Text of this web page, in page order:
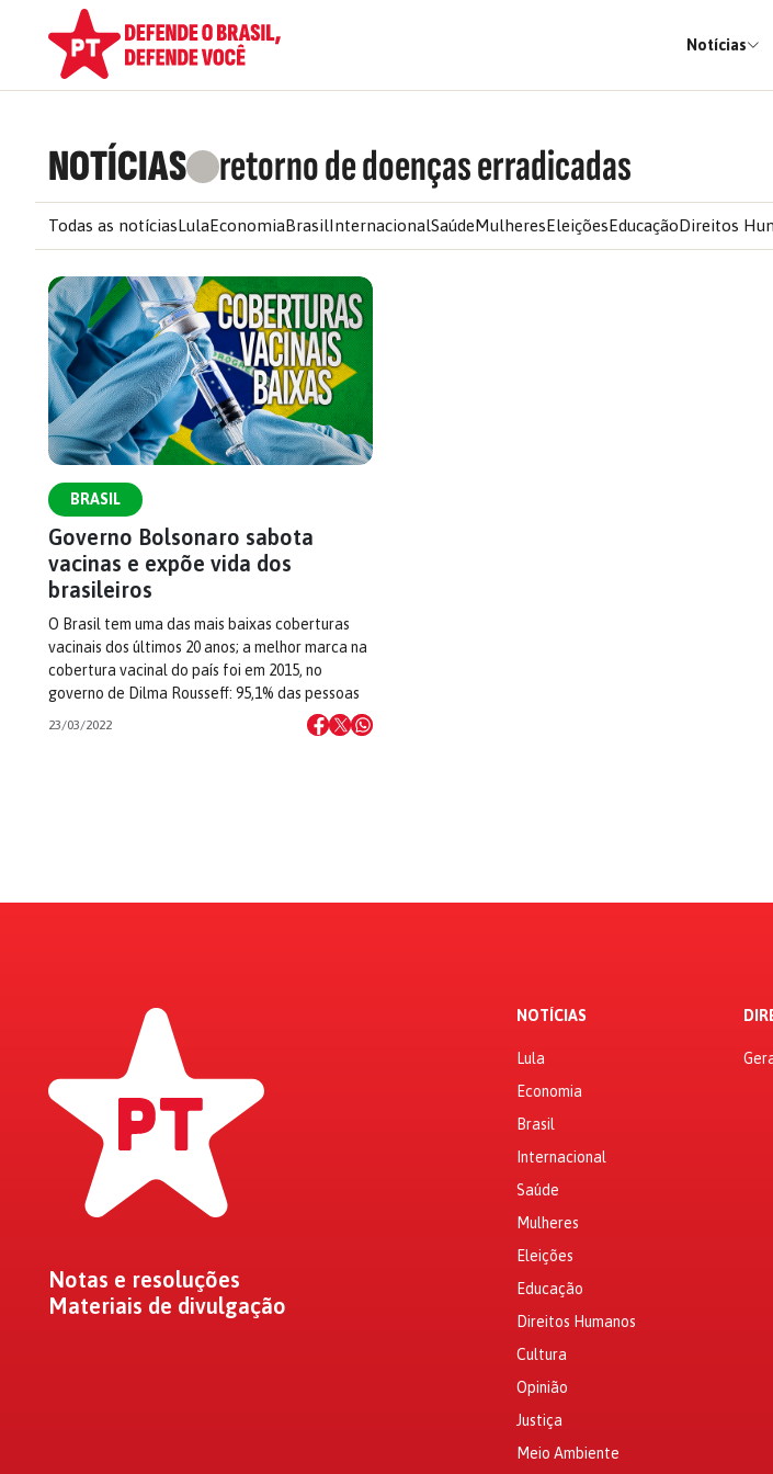
Notícias
NOTÍCIAS retorno de doenças erradicadas
Todas as notíciasLulaEconomiaBrasilInternacionalSaúdeMulheresEleiçõesEducaçãoDireitos
BRASIL
Governo Bolsonaro sabota
vacinas e expõe vida dos
brasileiros
O Brasil tem uma das mais baixas coberturas
vacinais dos últimos 20 anos; a melhor marca na
cobertura vacinal do país foi em 2015, no
governo de Dilma Rousseff: 95,1% das pessoas
23/03/2022
Notas e resoluções
Materiais de divulgação
NOTÍCIAS
Lula
Economia
Brasil
Internacional
Saúde
Mulheres
Eleições
Educação
Direitos Humanos
Cultura
Opinião
Justiça
Meio Ambiente